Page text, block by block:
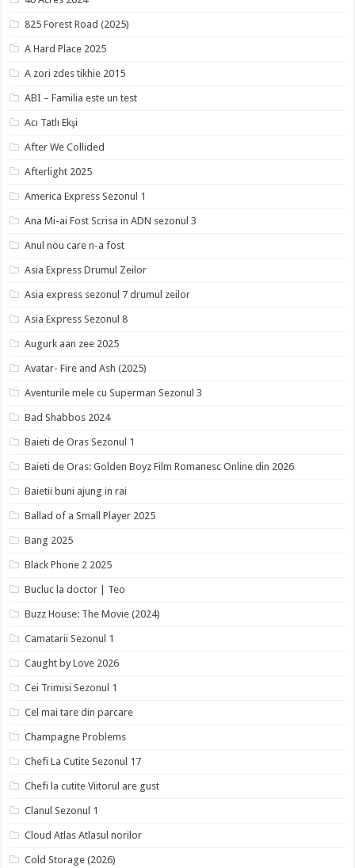
825 Forest Road (2025)
A Hard Place 2025
A zori zdes tikhie 2015
ABI – Familia este un test
Acı Tatlı Ekşi
After We Collided
Afterlight 2025
America Express Sezonul 1
Ana Mi-ai Fost Scrisa in ADN sezonul 3
Anul nou care n-a fost
Asia Express Drumul Zeilor
Asia express sezonul 7 drumul zeilor
Asia Express Sezonul 8
Augurk aan zee 2025
Avatar- Fire and Ash (2025)
Aventurile mele cu Superman Sezonul 3
Bad Shabbos 2024
Baieti de Oras Sezonul 1
Baieti de Oras: Golden Boyz Film Romanesc Online din 2026
Baietii buni ajung in rai
Ballad of a Small Player 2025
Bang 2025
Black Phone 2 2025
Bucluc la doctor | Teo
Buzz House: The Movie (2024)
Camatarii Sezonul 1
Caught by Love 2026
Cei Trimisi Sezonul 1
Cel mai tare din parcare
Champagne Problems
Chefi La Cutite Sezonul 17
Chefi la cutite Viitorul are gust
Clanul Sezonul 1
Cloud Atlas Atlasul norilor
Cold Storage (2026)